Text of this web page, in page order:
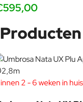
2 - 6 weken in huis